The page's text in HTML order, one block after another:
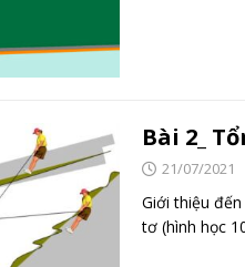
Bài 2_
21/07/2021
Giới thiệu
tơ (hình học